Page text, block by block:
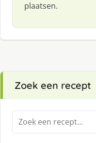
plaatsen.
Zoek een recept
Zoeken
naar: